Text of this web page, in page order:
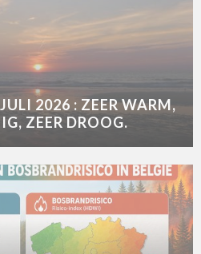
2026 : ZEER WARM,
ZEER DROOG.